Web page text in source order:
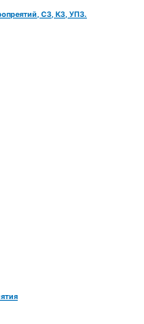
СЗ, КЗ, УПЗ.